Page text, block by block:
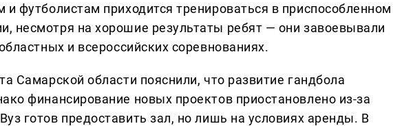
и футболистам приходится тренироваться в приспособленном
несмотря на хорошие результаты ребят — они завоевывали
и всероссийских соревнованиях.
Самарской области пояснили, что развитие гандбола
финансирование новых проектов приостановлено из-за
готов предоставить зал, но лишь на условиях аренды. В